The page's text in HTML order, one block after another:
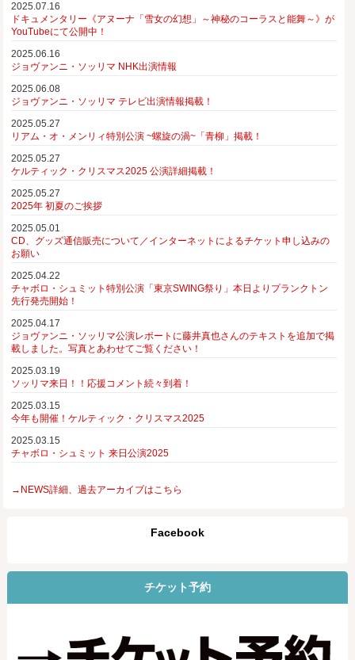
2025.07.16
ドキュメンタリー《アヌーナ「雪女の幻想」～神秘のコーラスと能舞～》が
YouTubeにて公開中！
2025.06.16
ジョヴァンニ・ソッリマ NHK出演情報
2025.06.08
ジョヴァンニ・ソッリマ テレビ出演情報掲載！
2025.05.27
リアム・オ・メンリィ特別公演 ~螺旋の渦~「青柳」掲載！
2025.05.27
ケルティック・クリスマス2025 公演詳細掲載！
2025.05.27
2025年 初夏のご挨拶
2025.05.01
CD、グッズ通信販売について／インターネットによるチケット申し込みの
お願い
2025.04.22
チャボロ・シュミット特別公演「東京SWING祭り」本日よりプランクトン
先行発売開始！
2025.04.17
ジョヴァンニ・ソッリマ公演レポートに藤井真也さんのテキストを追加で掲
載しました。写真とあわせてご覧ください！
2025.03.19
ソッリマ来日！！応援コメント続々到着！
2025.03.15
今年も開催！ケルティック・クリスマス2025
2025.03.15
チャボロ・シュミット 来日公演2025
→NEWS詳細、過去アーカイブはこちら
Facebook
チケット予約